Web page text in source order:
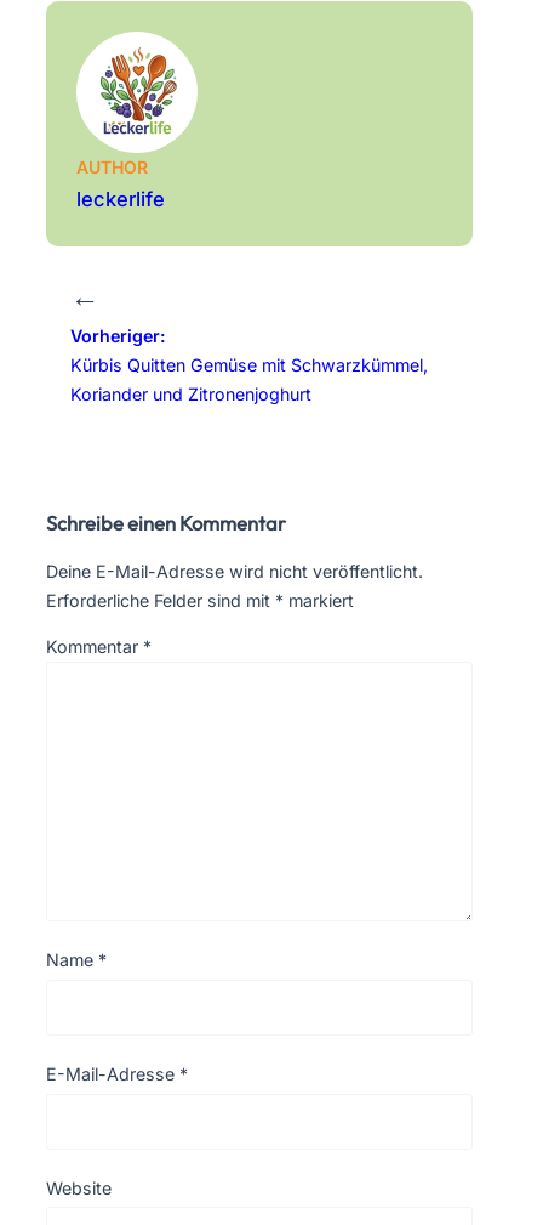
AUTHOR
leckerlife
←
Vorheriger:
Kürbis Quitten Gemüse mit Schwarzkümmel,
Koriander und Zitronenjoghurt
Schreibe einen Kommentar
Deine E-Mail-Adresse wird nicht veröffentlicht.
Erforderliche Felder sind mit * markiert
Kommentar *
Name *
E-Mail-Adresse *
Website